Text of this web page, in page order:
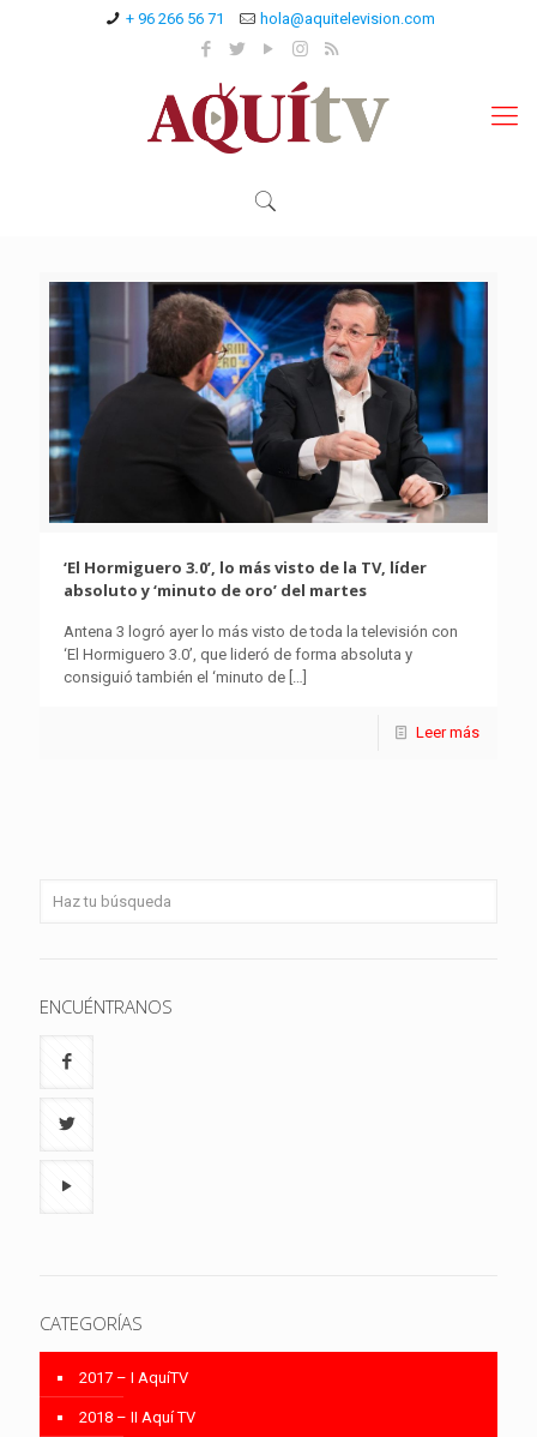
+ 96 266 56 71 hola@aquitelevision.com
‘El Hormiguero 3.0’, lo más visto de la TV, líder
absoluto y ‘minuto de oro’ del martes
Antena 3 logró ayer lo más visto de toda la televisión con
‘El Hormiguero 3.0’, que lideró de forma absoluta y
consiguió también el ‘minuto de […]
Leer más
ENCUÉNTRANOS
CATEGORÍAS
2017 – I AquíTV
2018 – II Aquí TV